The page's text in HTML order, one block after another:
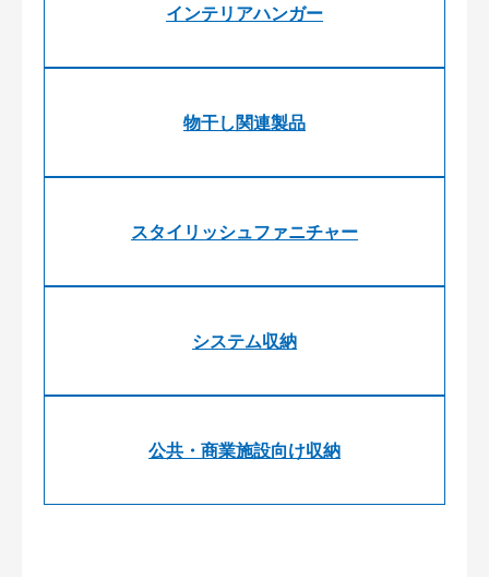
インテリアハンガー
物干し関連製品
スタイリッシュファニチャー
システム収納
公共・商業施設向け収納